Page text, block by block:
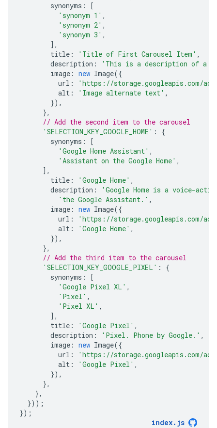
synonyms :
[
'synonym 1' ,
'synonym 2' ,
'synonym 3' ,
],
title : 'Title of First Carousel Item' ,
description :
'This is a description of a
image : new Image({
url :
'https://storage.googleapis.com/
alt : 'Image alternate text' ,
}),
},
// Add the second item to the carousel
'SELECTION_KEY_GOOGLE_HOME' :
{
synonyms :
[
'Google Home Assistant' ,
'Assistant on the Google Home' ,
],
title : 'Google Home' ,
description :
'Google Home is a voice-
'the Google Assistant.' ,
image : new Image({
url :
'https://storage.googleapis.com/
alt : 'Google Home' ,
}),
},
// Add the third item to the carousel
'SELECTION_KEY_GOOGLE_PIXEL' :
{
synonyms :
[
'Google Pixel XL' ,
'Pixel' ,
'Pixel XL' ,
],
title : 'Google Pixel' ,
description : 'Pixel. Phone by Google.' ,
image : new Image({
url :
'https://storage.googleapis.com/
alt : 'Google Pixel' ,
}),
},
},
}));
});
index. js